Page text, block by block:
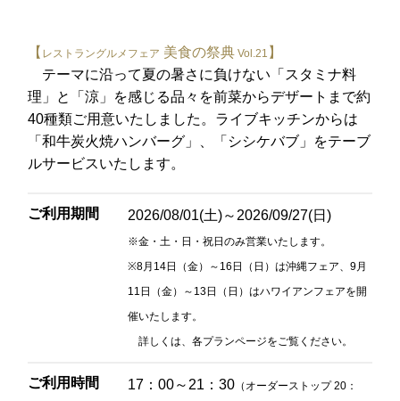
【 レストラングルメフェア 美食の祭典 Vol.21 】
テーマに沿って夏の暑さに負けない「スタミナ料
理」と「涼」を感じる品々を前菜からデザートまで約
40種類ご用意いたしました。ライブキッチンからは
「和牛炭火焼ハンバーグ」、「シシケバブ」をテーブ
ルサービスいたします。
ご利用期間 2026/08/01(土)～2026/09/27(日)
※金・土・日・祝日のみ営業いたします。
※8月14日（金）～16日（日）は沖縄フェア、9月
11日（金）～13日（日）はハワイアンフェアを開
催いたします。
詳しくは、各プランページをご覧ください。
ご利用時間 17：00～21：30 （オーダーストップ 20：
2F 中国料理
鴻臚
お席のご予約
TEL 092-482-1164
2F 鉄板焼
お席のご予約